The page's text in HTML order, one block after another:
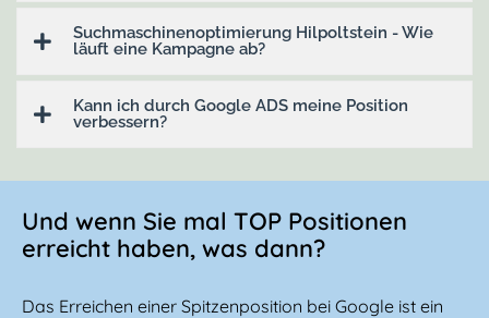
Suchmaschinen­optimierung Hilpoltstein - Wie
läuft eine Kampagne ab?
Kann ich durch Google ADS meine Position
verbessern?
Und wenn Sie mal TOP Positionen
erreicht haben, was dann?
Das Erreichen einer Spitzenposition bei Google ist ein